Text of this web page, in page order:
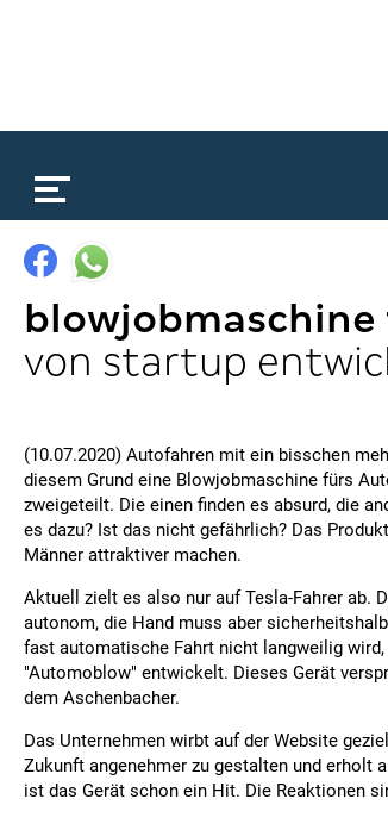
von startup
(10.07.2020) Autofahren mit ein bisschen
diesem Grund eine Blowjobmaschine fürs
zweigeteilt. Die einen finden es absurd, die
es dazu? Ist das nicht gefährlich? Das
Männer attraktiver machen.
Aktuell zielt es also nur auf Tesla-Fahrer ab.
autonom, die Hand muss aber
fast automatische Fahrt nicht langweilig
"Automoblow" entwickelt. Dieses Gerät
dem Aschenbacher.
Das Unternehmen wirbt auf der Website
Zukunft angenehmer zu gestalten und erholt
ist das Gerät schon ein Hit. Die Reaktionen